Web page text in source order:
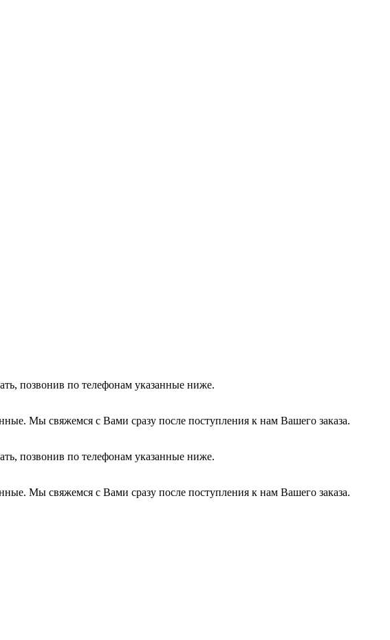
позвонив по телефонам указанные ниже.
Мы свяжемся с Вами сразу после поступления к нам Вашего заказа.
позвонив по телефонам указанные ниже.
Мы свяжемся с Вами сразу после поступления к нам Вашего заказа.